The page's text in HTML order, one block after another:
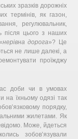
зразків дорожніх
термінів, як газон,
регулювальник,
після цього з наших
нерівна дорога»? Це
не лише далекі, а
проїжджу
доби чи в умовах
на їхньому одязі так
порядку,
жилетами. Як
Може, йдеться
зобов’язували